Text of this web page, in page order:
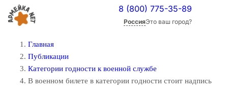
8 (800) 775-35-89
РоссияЭто ваш город?
Главная
Публикации
Категории годности к военной службе
В военном билете в категории годности стоит надпись